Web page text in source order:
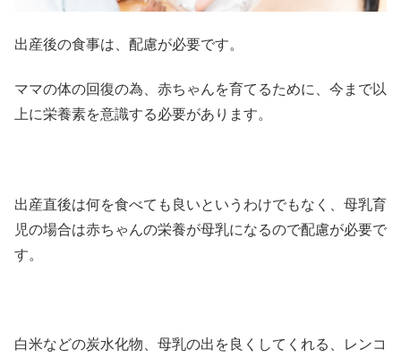
出産後の食事は、配慮が必要です。
ママの体の回復の為、赤ちゃんを育てるために、今まで以
上に栄養素を意識する必要があります。
出産直後は何を食べても良いというわけでもなく、母乳育
児の場合は赤ちゃんの栄養が母乳になるので配慮が必要で
す。
白米などの炭水化物、母乳の出を良くしてくれる、レンコ